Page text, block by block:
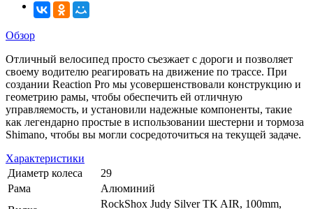
Обзор
Отличный велосипед просто съезжает с дороги и позволяет
своему водителю реагировать на движение по трассе. При
создании Reaction Pro мы усовершенствовали конструкцию и
геометрию рамы, чтобы обеспечить ей отличную
управляемость, и установили надежные компоненты, такие
как легендарно простые в использовании шестерни и тормоза
Shimano, чтобы вы могли сосредоточиться на текущей задаче.
Характеристики
Диаметр колеса
29
Рама
Алюминий
RockShox Judy Silver TK AIR, 100mm,